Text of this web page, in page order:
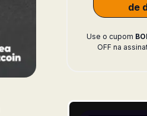
de
Use o cupom
OFF na